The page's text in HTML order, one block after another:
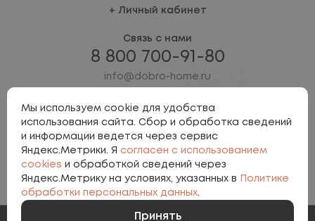
Личный кабинет
Связь с нами
8 800 700-91-80
info@dobro-home.ru
Involta
Мы используем cookie для удобства
использования сайта. Сбор и обработка сведений
и информации ведется через сервис
Яндекс.Метрики. Я согласен с использованием
cookies и обработкой сведений через
Яндекс.Метрику на условиях, указанных в
Политике
обработки персональных данных.
Принять